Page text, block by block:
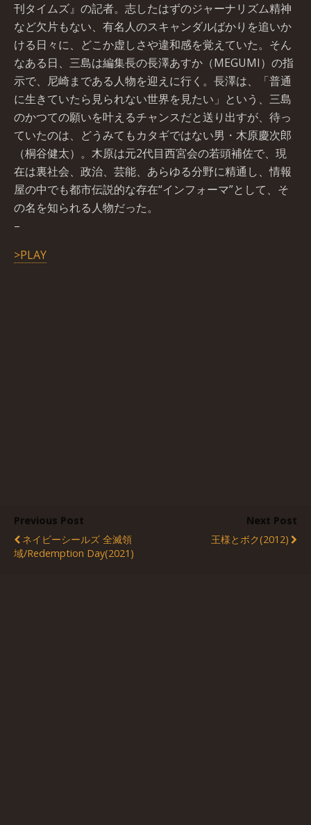
刊タイムズ』の記者。志したはずのジャーナリズム精神
など欠片もない、有名人のスキャンダルばかりを追いか
ける日々に、どこか虚しさや違和感を覚えていた。そん
なある日、三島は編集長の長澤あすか（MEGUMI）の指
示で、尼崎まである人物を迎えに行く。長澤は、「普通
に生きていたら見られない世界を見たい」という、三島
のかつての願いを叶えるチャンスだと送り出すが、待っ
ていたのは、どうみてもカタギではない男・木原慶次郎
（桐谷健太）。木原は元2代目西宮会の若頭補佐で、現
在は裏社会、政治、芸能、あらゆる分野に精通し、情報
屋の中でも都市伝説的な存在“インフォーマ”として、そ
の名を知られる人物だった。
–
>PLAY
Previous Post
ネイビーシールズ 全滅領
域/Redemption Day(2021)
Next Post
王様とボク(2012)